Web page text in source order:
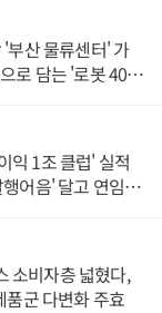
부산 물류센터' 가
로 담는 '로봇 400
익 1조 클럽' 실적
어음' 달고 연임 향
소비자층 넓혔다,
군 다변화 주효